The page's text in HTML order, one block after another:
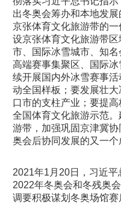
出冬奥会筹办和本地发
京张体育文化旅游带的
设京张体育文化旅游带
市、国际冰雪城市、知
高端赛事集聚区、国际
续开展国内外冰雪赛事
动全国样板；要发展壮
口市的支柱产业；要提
全国体育文化旅游示范
游带，加强巩固京津冀
奥会后协同发展的又一个
2021年1月20日，习近
2022年冬奥会和冬残奥
调要积极谋划冬奥场馆